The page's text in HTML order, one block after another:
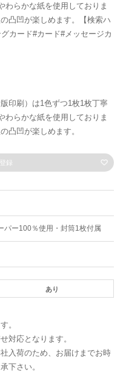
わらかな紙を使用しておりま
凸凹が楽しめます。【検索ハ
カード#カード#メッセージカ
印刷）は1色ずつ1枚1枚丁寧
わらかな紙を使用しておりま
凸凹が楽しめます。
録
パー100％使用・封筒1枚付属
あり
。
対応となります。
入荷のため、お届けまでお時
下さい。